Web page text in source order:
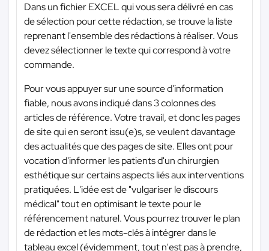
Dans un fichier EXCEL qui vous sera délivré en cas
de sélection pour cette rédaction, se trouve la liste
reprenant l'ensemble des rédactions à réaliser. Vous
devez sélectionner le texte qui correspond à votre
commande.
Pour vous appuyer sur une source d'information
fiable, nous avons indiqué dans 3 colonnes des
articles de référence. Votre travail, et donc les pages
de site qui en seront issu(e)s, se veulent davantage
des actualités que des pages de site. Elles ont pour
vocation d'informer les patients d'un chirurgien
esthétique sur certains aspects liés aux interventions
pratiquées. L'idée est de "vulgariser le discours
médical" tout en optimisant le texte pour le
référencement naturel. Vous pourrez trouver le plan
de rédaction et les mots-clés à intégrer dans le
tableau excel (évidemment, tout n'est pas à prendre,